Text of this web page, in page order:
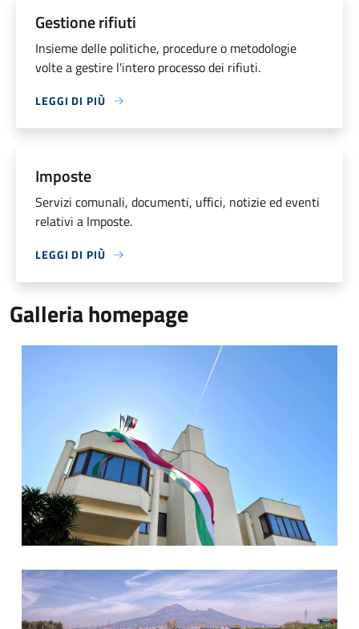
Gestione rifiuti
Insieme delle politiche, procedure o metodologie
volte a gestire l'intero processo dei rifiuti.
LEGGI DI PIÙ
Imposte
Servizi comunali, documenti, uffici, notizie ed eventi
relativi a Imposte.
LEGGI DI PIÙ
Galleria homepage
Marna